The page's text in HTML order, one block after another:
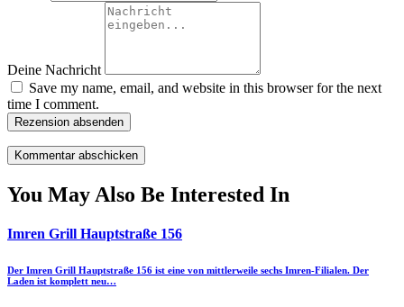
Deine Nachricht
Save my name, email, and website in this browser for the next
time I comment.
Rezension absenden
You May Also Be Interested In
Imren Grill Hauptstraße 156
Der Imren Grill Hauptstraße 156 ist eine von mittlerweile sechs Imren-Filialen. Der
Laden ist komplett neu…